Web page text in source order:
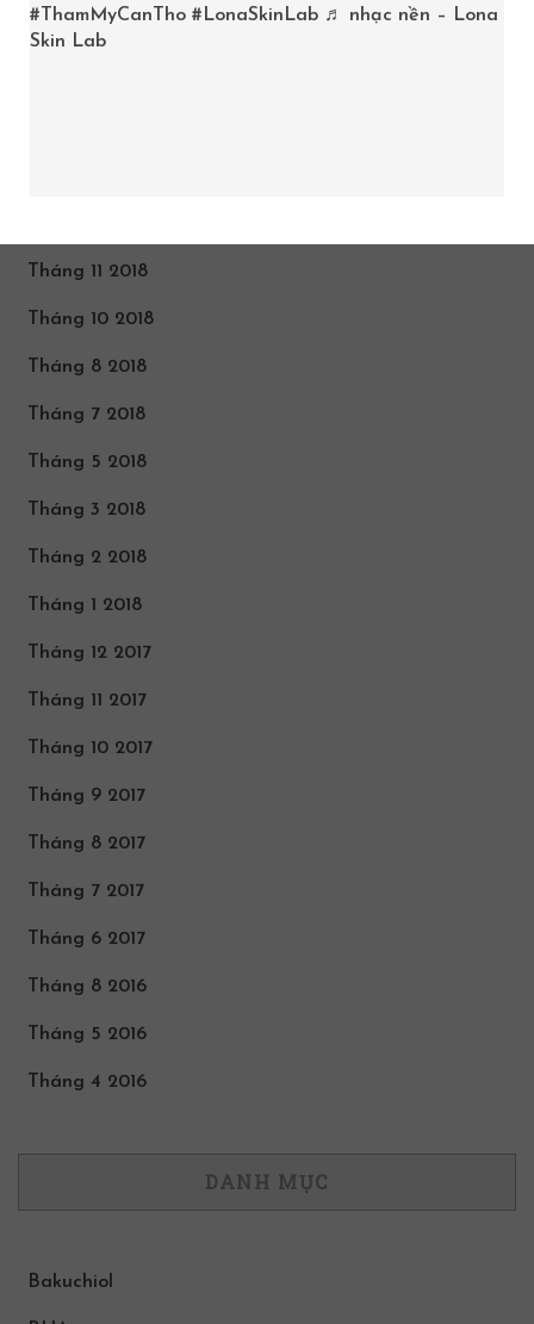
Tháng 10 2021
Tháng 11 2018
Tháng 10 2018
Tháng 8 2018
Tháng 7 2018
Tháng 5 2018
Tháng 3 2018
Tháng 2 2018
Tháng 1 2018
Tháng 12 2017
Tháng 11 2017
Tháng 10 2017
Tháng 9 2017
Tháng 8 2017
Tháng 7 2017
Tháng 6 2017
Tháng 8 2016
Tháng 5 2016
Tháng 4 2016
DANH MỤC
Bakuchiol
#ThamMyCanTho #LonaSkinLab ♬ nhạc nền – Lona
Skin Lab